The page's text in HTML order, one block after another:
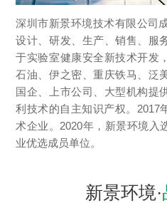
深圳市新景环境技术有限公司
设计、研发、生产、销售、服
于实验室健康安全新技术开发
石油、伊之密、重庆铁马、泛
国企、上市公司、大型机构提
利技术的自主知识产权。2017
术企业。2020年，新景环境入
业优选成员单位。
新景环境·